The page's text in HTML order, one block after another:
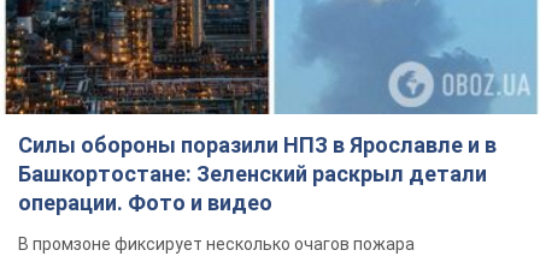
Силы обороны поразили НПЗ в Ярославле и в
Башкортостане: Зеленский раскрыл детали
операции. Фото и видео
В промзоне фиксирует несколько очагов пожара